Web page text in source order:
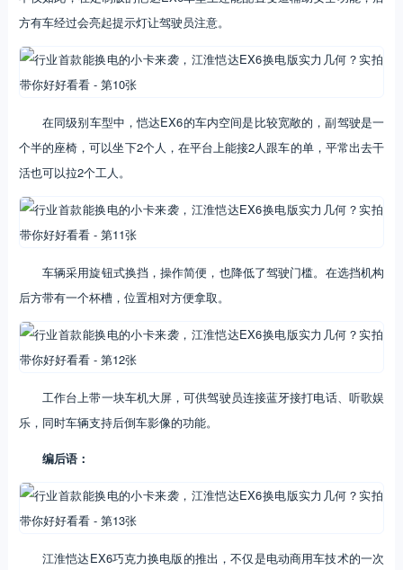
方有车经过会亮起提示灯让驾驶员注意。
在同级别车型中，恺达EX6的车内空间是比较宽敞的，副驾驶是一
个半的座椅，可以坐下2个人，在平台上能接2人跟车的单，平常出去干
活也可以拉2个工人。
车辆采用旋钮式换挡，操作简便，也降低了驾驶门槛。在选挡机构
后方带有一个杯槽，位置相对方便拿取。
工作台上带一块车机大屏，可供驾驶员连接蓝牙接打电话、听歌娱
乐，同时车辆支持后倒车影像的功能。
编后语：
江淮恺达EX6巧克力换电版的推出，不仅是电动商用车技术的一次